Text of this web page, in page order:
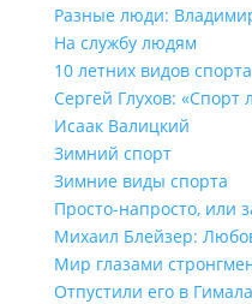
Разные люди:
На службу людям
10 летних видов спорта
Сергей Глухов:
Исаак Валицкий
Зимний спорт
Зимние виды спорта
Просто-напросто, или
Михаил Блейзер:
Мир глазами
Отпустили его в